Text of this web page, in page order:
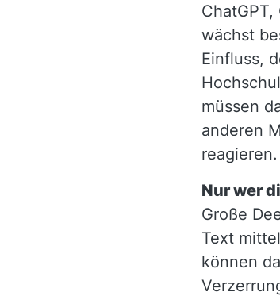
wächst
Einfluss,
müssen
anderen
reagieren.
Nur wer
Große
Text
können